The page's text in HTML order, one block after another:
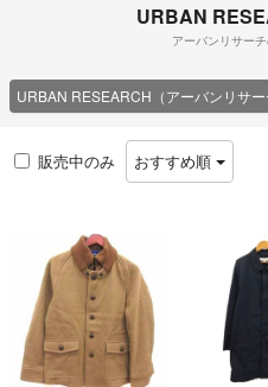
URBAN
アーバンリサー
URBAN RESEARCH（アーバンリサー
販売中のみ おすすめ順